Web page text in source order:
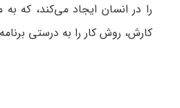
را در انسان ایجاد می‌کند، که
کارش، روش کار را به درستی